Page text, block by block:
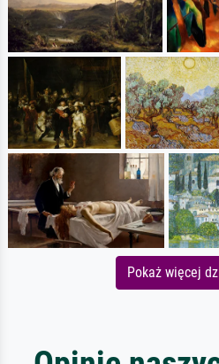
Pokaż więcej